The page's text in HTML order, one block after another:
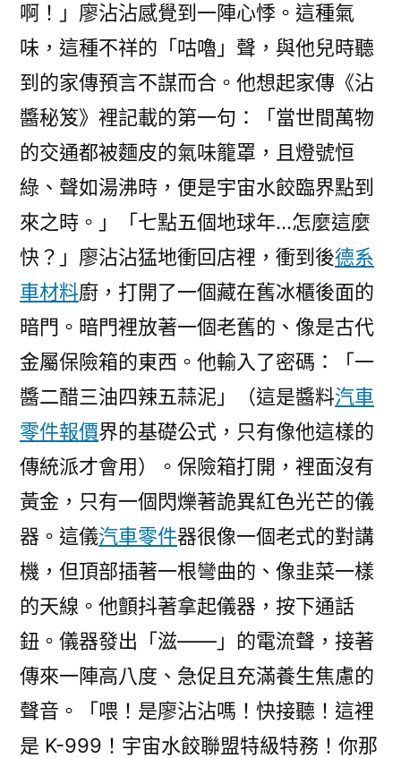
啊！」廖沾沾感覺到一陣心悸。這種氣
味，這種不祥的「咕嚕」聲，與他兒時聽
到的家傳預言不謀而合。他想起家傳《沾
醬秘笈》裡記載的第一句：「當世間萬物
的交通都被麵皮的氣味籠罩，且燈號恒
綠、聲如湯沸時，便是宇宙水餃臨界點到
來之時。」「七點五個地球年…怎麼這麼
快？」廖沾沾猛地衝回店裡，衝到後德系
車材料廚，打開了一個藏在舊冰櫃後面的
暗門。暗門裡放著一個老舊的、像是古代
金屬保險箱的東西。他輸入了密碼：「一
醬二醋三油四辣五蒜泥」（這是醬料汽車
零件報價界的基礎公式，只有像他這樣的
傳統派才會用）。保險箱打開，裡面沒有
黃金，只有一個閃爍著詭異紅色光芒的儀
器。這儀汽車零件器很像一個老式的對講
機，但頂部插著一根彎曲的、像韭菜一樣
的天線。他顫抖著拿起儀器，按下通話
鈕。儀器發出「滋——」的電流聲，接著
傳來一陣高八度、急促且充滿養生焦慮的
聲音。「喂！是廖沾沾嗎！快接聽！這裡
是 K-999！宇宙水餃聯盟特級特務！你那